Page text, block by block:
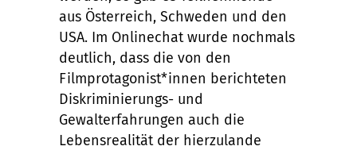
aus Österreich, Schweden und den
USA. Im Onlinechat wurde nochmals
deutlich, dass die von den
Filmprotagonist*innen berichteten
Diskriminierungs- und
Gewalterfahrungen auch die
Lebensrealität der hierzulande